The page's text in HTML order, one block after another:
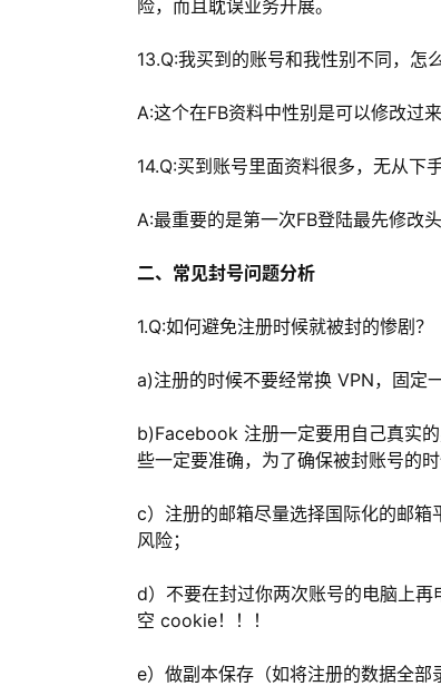
险，而且耽误业务开展。
13.Q:我买到的账号和我性别不同，怎
A:这个在FB资料中性别是可以修改过来
14.Q:买到账号里面资料很多，无从下
A:最重要的是第一次FB登陆最先修改
二、常见封号问题分析
1.Q:如何避免注册时候就被封的惨剧？
a)注册的时候不要经常换 VPN，固定
b)Facebook 注册一定要用自己真实
些一定要准确，为了确保被封账号的
c）注册的邮箱尽量选择国际化的邮
风险；
d）不要在封过你两次账号的电脑上
空 cookie！！！
e）做副本保存（如将注册的数据全